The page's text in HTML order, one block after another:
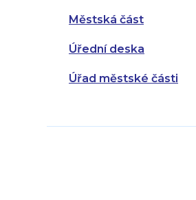
Městská část
Úřední deska
Úřad městské části